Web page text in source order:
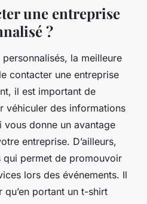
une entreprise
?
la meilleure
contacter une entreprise
il est important de
véhiculer des informations
donne un avantage
entreprise. D’ailleurs,
qui permet de promouvoir
lors des événements. Il
portant un t-shirt